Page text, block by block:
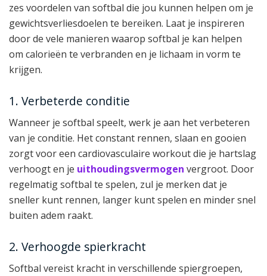
zes voordelen van softbal die jou kunnen helpen om je
gewichtsverliesdoelen te bereiken. Laat je inspireren
door de vele manieren waarop softbal je kan helpen
om calorieën te verbranden en je lichaam in vorm te
krijgen.
1. Verbeterde conditie
Wanneer je softbal speelt, werk je aan het verbeteren
van je conditie. Het constant rennen, slaan en gooien
zorgt voor een cardiovasculaire workout die je hartslag
verhoogt en je uithoudingsvermogen vergroot. Door
regelmatig softbal te spelen, zul je merken dat je
sneller kunt rennen, langer kunt spelen en minder snel
buiten adem raakt.
2. Verhoogde spierkracht
Softbal vereist kracht in verschillende spiergroepen,